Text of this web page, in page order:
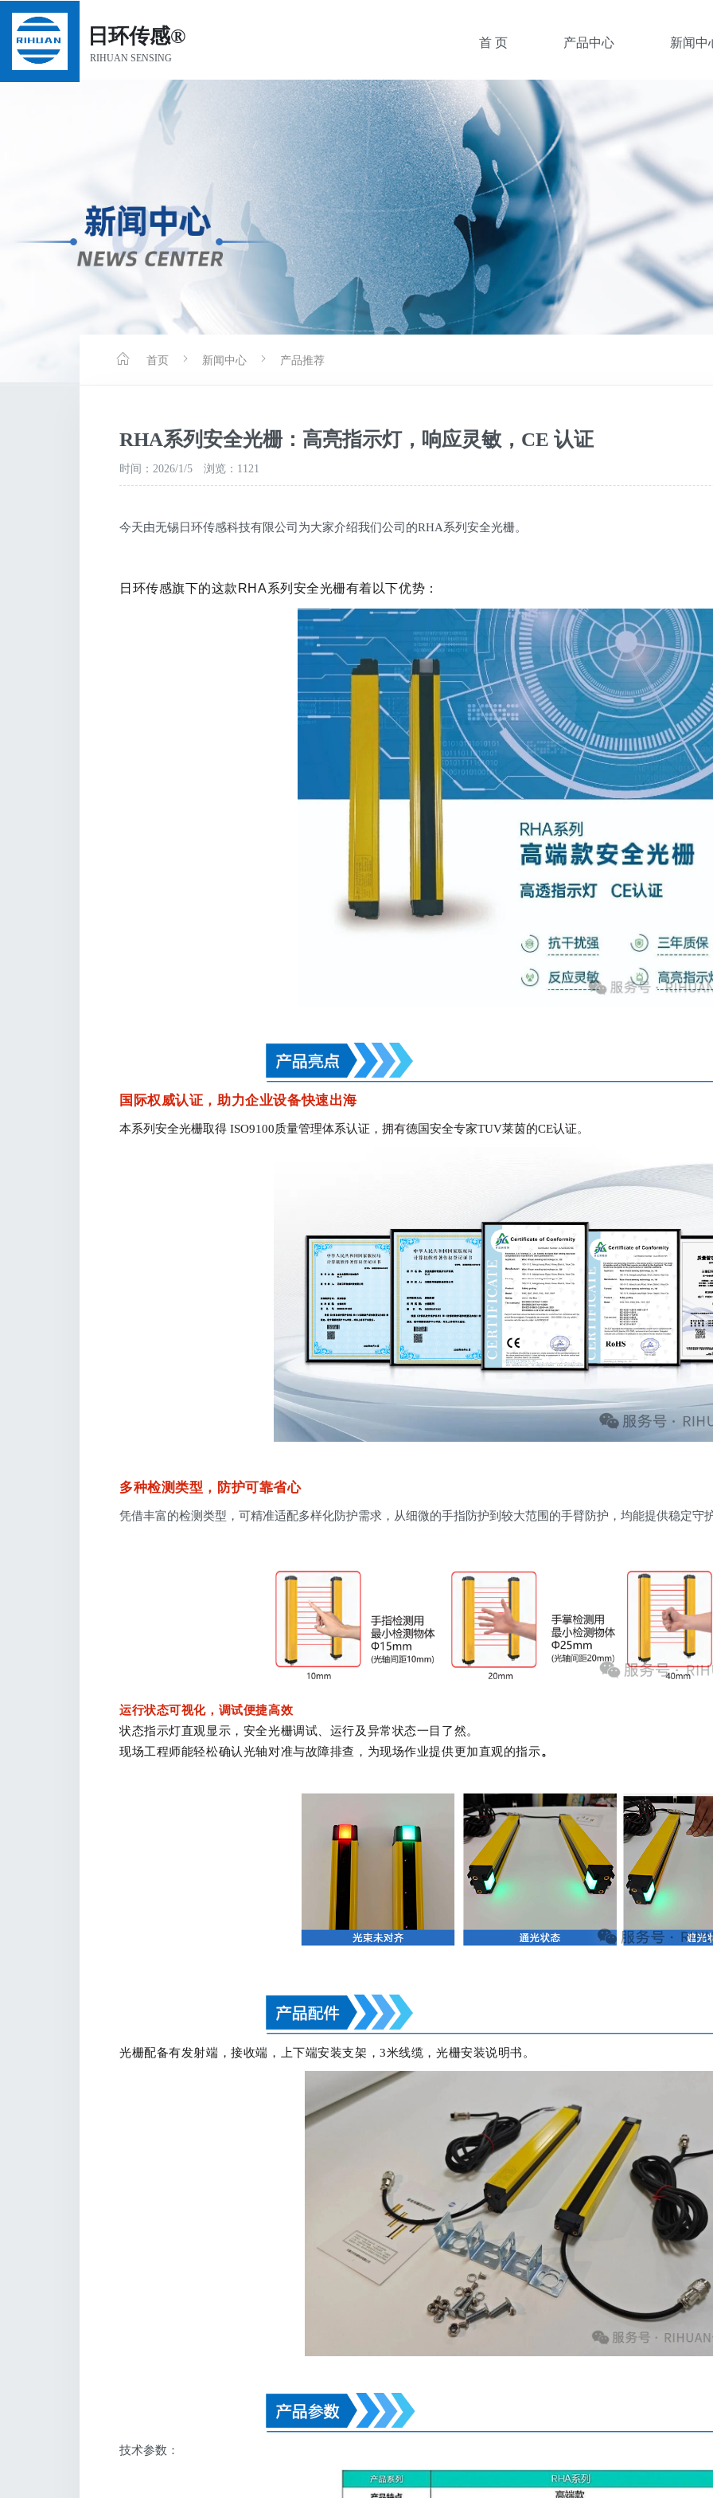
日环传感®
RIHUAN SENSING
首 页 产品中心
安全光栅
安全门锁
槽型光电
光电传感器
光纤传感器
接近传感器
金属槽型
新闻中
企业新闻
常见问题
首页 新闻中心 产品推荐
RHA系列安全光栅：高亮指示灯，响应灵敏，CE 认证
时间：2026/1/5 浏览：1121
今天由无锡日环传感科技有限公司为大家介绍我们公司的RHA系列安全光栅。
日环传感旗下的这款RHA系列安全光栅有着以下优势：
国际权威认证，助力企业设备快速出海
本系列安全光栅取得 ISO9100质量管理体系认证，拥有德国安全专家TUV莱茵的CE认证。
多种检测类型，防护可靠省心
凭借丰富的检测类型，可精准适配多样化防护需求，从细微的手指防护到较大范围的手臂防护，均能提供稳定守
运行状态可视化，调试便捷高效
状态指示灯直观显示，安全光栅调试、运行及异常状态一目了然。
现场工程师能轻松确认光轴对准与故障排查， 为现场作业提供更加直观的指示。
光栅配备有发射端，接收端，上下端安装支架，3米线缆，光栅安装说明书。
技术参数：